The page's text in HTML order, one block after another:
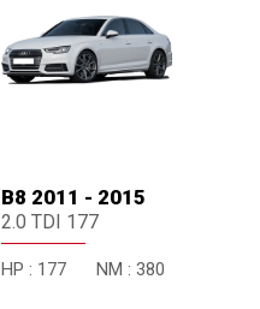
B8 2011 - 2015
2.0 TDI 177
HP : 177 NM : 380